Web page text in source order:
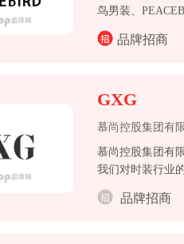
鸟男装、
牌矩阵不断完善。
品牌招商
GXG
慕尚控股集团有
慕尚控股集团有
我们对时装行业
品牌招商